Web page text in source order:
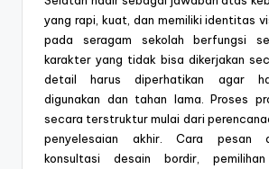
yang rapi, kuat, dan memiliki identitas
pada seragam sekolah berfungsi
karakter yang tidak bisa dikerjakan
detail harus diperhatikan agar
digunakan dan tahan lama. Proses
secara terstruktur mulai dari
penyelesaian akhir. Cara pesan
konsultasi desain bordir,